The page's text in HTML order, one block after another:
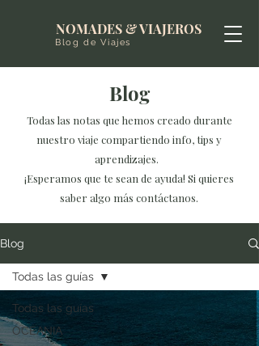
NOMADES & VIAJEROS
Blog de Viajes
Blog
Todas las notas que hemos creado durante
nuestro viaje compartiendo info, tips y
aprendizajes.
¡Esperamos que te sean de ayuda! Si quieres
saber algo más contáctanos.
Blog
Todas las guías
OCEANIA
Todas las guías